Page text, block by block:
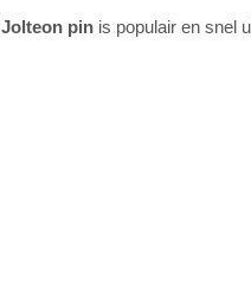
Jolteon pin is populair en snel